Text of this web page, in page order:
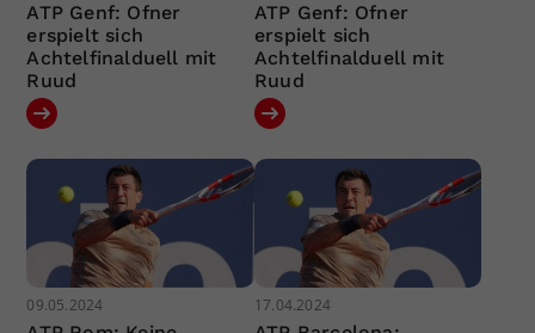
ATP Genf: Ofner
erspielt sich
Achtelfinalduell mit
Ruud
ATP Genf: Ofner
erspielt sich
Achtelfinalduell mit
Ruud
09.05.2024 17.04.2024